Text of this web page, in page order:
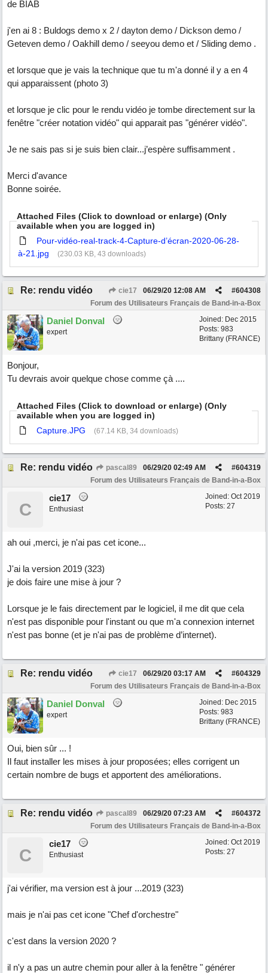
de BIAB
j'en ai 8 : Buldogs demo x 2 / dayton demo / Dickson demo /
Geteven demo / Oakhill demo / seeyou demo et / Sliding demo .
et lorsque que je vais la technique que tu m'a donné il y a en 4
qui apparaissent (photo 3)
et lorsque je clic pour le rendu vidéo je tombe directement sur la
fenêtre "créer notation vidéo" qui apparait pas "générer vidéo".
Je ne sais pas si je suis bien clair...j’espère suffisamment .
Merci d'avance
Bonne soirée.
Attached Files (Click to download or enlarge) (Only
available when you are logged in)
Pour-vidéo-real-track-4-Capture-d’écran-2020-06-28-
à-21.jpg
(230.03 KB, 43 downloads)
Re: rendu vidéo cie17 #604308
06/29/20 12:08 AM
Forum des Utilisateurs Français de Band-in-a-Box
Joined: Dec 2015
Posts: 983
Brittany (FRANCE)
Daniel Donval
expert
Bonjour,
Tu devrais avoir quelque chose comme çà ....
Attached Files (Click to download or enlarge) (Only
available when you are logged in)
Capture.JPG
(67.14 KB, 34 downloads)
Re: rendu vidéo pascal89 #604319
06/29/20 02:49 AM
Forum des Utilisateurs Français de Band-in-a-Box
Joined: Oct 2019
Posts: 27
C
cie17
Enthusiast
ah oui ,merci, je n'ai pas cet icone...
J'ai la version 2019 (323)
je dois faire une mise à jour ?
Lorsque je le fais directement par le logiciel, il me dit que cela
n'est pas disponible pour l'instant ou que m'a connexion internet
n'est pas bonne (et je n'ai pas de problème d’internet).
Re: rendu vidéo cie17 #604329
06/29/20 03:17 AM
Forum des Utilisateurs Français de Band-in-a-Box
Joined: Dec 2015
Posts: 983
Brittany (FRANCE)
Daniel Donval
expert
Oui, bien sûr ... !
Il faut installer les mises à jour proposées; elles corrigent un
certain nombre de bugs et apportent des améliorations.
Re: rendu vidéo pascal89 #604372
06/29/20 07:23 AM
Forum des Utilisateurs Français de Band-in-a-Box
Joined: Oct 2019
Posts: 27
C
cie17
Enthusiast
j'ai vérifier, ma version est à jour ...2019 (323)
mais je n'ai pas cet icone "Chef d'orchestre"
c'est dans la version 2020 ?
il n'y a pas un autre chemin pour aller à la fenêtre " générer